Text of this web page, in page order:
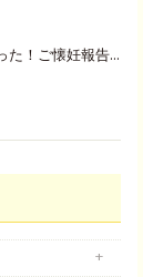
【最後まで諦めずにやりきった！ご懐妊報告(^^♪】